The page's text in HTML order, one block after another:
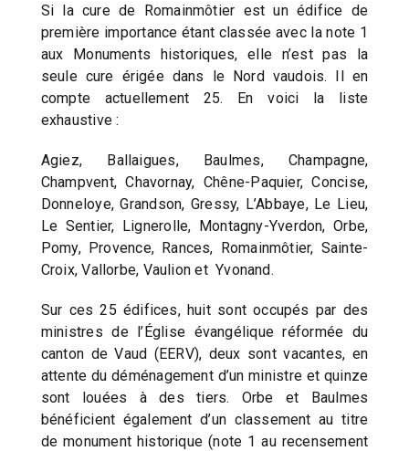
Si la cure de Romainmôtier est un édifice de
première importance étant classée avec la note 1
aux Monuments historiques, elle n’est pas la
seule cure érigée dans le Nord vaudois. Il en
compte actuellement 25. En voici la liste
exhaustive :
Agiez, Ballaigues, Baulmes, Champagne,
Champvent, Chavornay, Chêne-Paquier, Concise,
Donneloye, Grandson, Gressy, L’Abbaye, Le Lieu,
Le Sentier, Lignerolle, Montagny-Yverdon, Orbe,
Pomy, Provence, Rances, Romainmôtier, Sainte-
Croix, Vallorbe, Vaulion et Yvonand.
Sur ces 25 édifices, huit sont occupés par des
ministres de l’Église évangélique réformée du
canton de Vaud (EERV), deux sont vacantes, en
attente du déménagement d’un ministre et quinze
sont louées à des tiers. Orbe et Baulmes
bénéficient également d’un classement au titre
de monument historique (note 1 au recensement